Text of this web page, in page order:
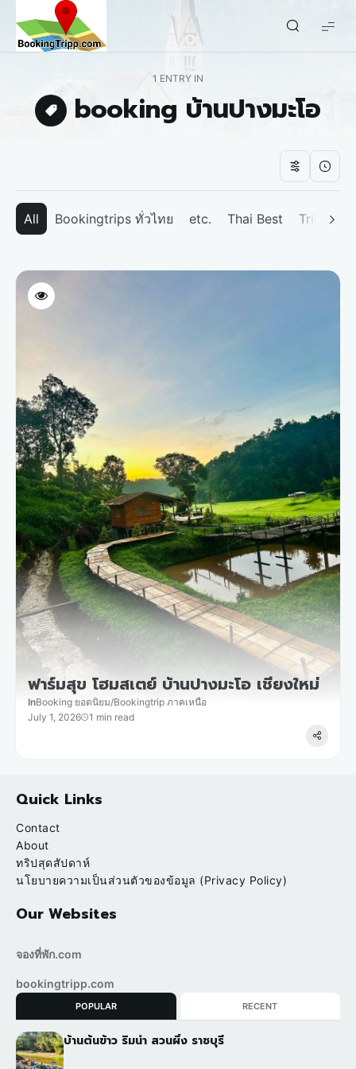
bookingtripp.com
1 ENTRY IN
booking บ้านปางมะโอ
All Bookingtrips ทั่วไทย etc. Thai Best Tripp
ฟาร์มสุข โฮมสเตย์ บ้านปางมะโอ เชียงใหม่
InBooking ยอดนิยม/Bookingtrip ภาคเหนือ
July 1, 2026
1 min read
Quick Links
Contact
About
ทริปสุดสัปดาห์
นโยบายความเป็นส่วนตัวของข้อมูล (Privacy Policy)
Our Websites
จองที่พัก.com
bookingtripp.com
POPULAR RECENT
บ้านต้นข้าว ริมน้ำ สวนผึ้ง ราชบุรี